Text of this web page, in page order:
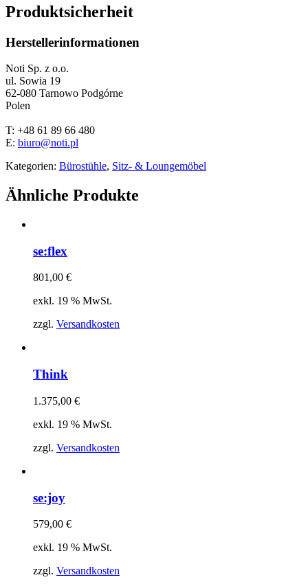
Produktsicherheit
Herstellerinformationen
Noti Sp. z o.o.
ul. Sowia 19
62-080 Tarnowo Podgórne
Polen
T: +48 61 89 66 480
E: biuro@noti.pl
Kategorien: Bürostühle, Sitz- & Loungemöbel
Ähnliche Produkte
se:flex
801,00 €
exkl. 19 % MwSt.
zzgl. Versandkosten
Think
1.375,00 €
exkl. 19 % MwSt.
zzgl. Versandkosten
se:joy
579,00 €
exkl. 19 % MwSt.
zzgl. Versandkosten